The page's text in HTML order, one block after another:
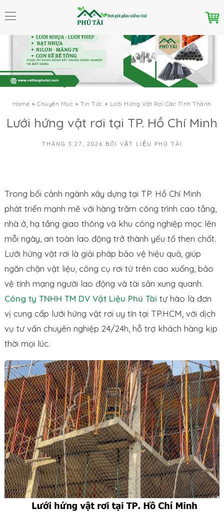
Home Chuyên Mục Tin Tức Lưới Hứng Vật Rơi Các Tỉnh Thành
Lưới hứng vật rơi tại TP. Hồ Chí Minh
THÁNG 3 27, 2026 BỞI VẬT LIỆU PHÚ TÀI
Trong bối cảnh ngành xây dựng tại TP. Hồ Chí Minh
phát triển mạnh mẽ với hàng trăm công trình cao tầng,
nhà ở, hạ tầng giao thông và khu công nghiệp mọc lên
mỗi ngày, an toàn lao động trở thành yếu tố then chốt.
Lưới hứng vật rơi là giải pháp bảo vệ hiệu quả, giúp
ngăn chặn vật liệu, công cụ rơi từ trên cao xuống, bảo
vệ tính mạng người lao động và tài sản xung quanh.
Công ty TNHH TM DV Vật Liệu Phú Tài tự hào là đơn
vị cung cấp lưới hứng vật rơi uy tín tại TP.HCM, với dịch
vụ tư vấn chuyên nghiệp 24/24h, hỗ trợ khách hàng kịp
thời mọi lúc.